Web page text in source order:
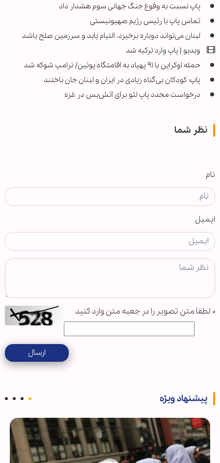
پاپ نسبت به وقوع جنگ جهانی سوم هشدار داد
تماس پاپ با رئیس رژیم صهیونیستی
لبنان می‌تواند دوباره برخیزد، التیام یابد و سرزمین صلح باشد
ویدیو | پاپ وارد ترکیه شد
حمله اوکراین با ۹۱ پهپاد به اقامتگاه پوتین/ ترامپ شوکه شد
پاپ: کودکان بی‌گناه زیادی در ایران و لبنان جان باختند
درخواست مجدد پاپ لئو برای آتش‌بس در غزه
نظر شما
نام
ایمیل
* لطفا متن تصویر را در جعبه متن وارد کنید
ارسال
پیشنهاد ویژه